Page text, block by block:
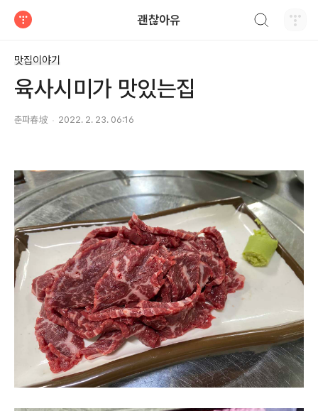
괜찮아유
맛집이야기
육사시미가 맛있는집
춘파春坡 2022. 2. 23. 06:16